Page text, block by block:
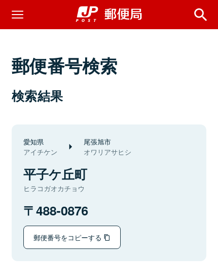
郵便番号検索
検索結果
愛知県
アイチケン
尾張旭市
オワリアサヒシ
平子ケ丘町
ヒラコガオカチョウ
488-0876
郵便番号をコピーする